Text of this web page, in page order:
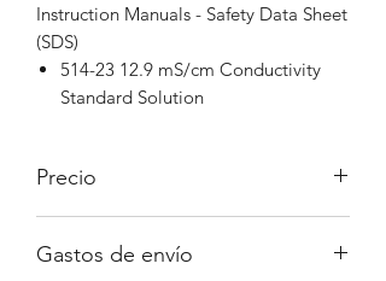
Instruction Manuals - Safety Data Sheet
(SDS)
514-23 12.9 mS/cm Conductivity
Standard Solution
Precio
Gastos de envío